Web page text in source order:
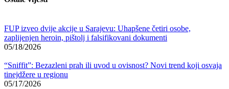
FUP izveo dvije akcije u Sarajevu: Uhapšene četiri osobe,
zaplijenjen heroin, pištolj i falsifikovani dokumenti
05/18/2026
“Sniffit”: Bezazleni prah ili uvod u ovisnost? Novi trend koji osvaja
tinejdžere u regionu
05/17/2026